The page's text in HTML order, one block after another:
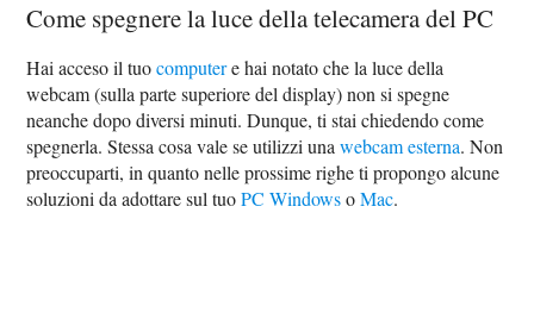
Come spegnere la luce della telecamera del PC
Hai acceso il tuocomputere hai notato che la luce della
webcam (sulla parte superiore del display) non si spegne
neanche dopo diversi minuti. Dunque, ti stai chiedendo come
spegnerla. Stessa cosa vale se utilizzi unawebcam esterna. Non
preoccuparti, in quanto nelle prossime righe ti propongo alcune
soluzioni da adottare sul tuoPC WindowsoMac.